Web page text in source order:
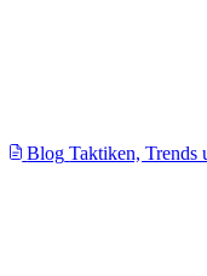
Blog Taktiken, Trends